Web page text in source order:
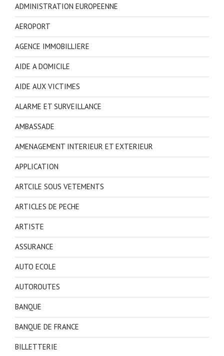
ADMINISTRATION EUROPEENNE
AEROPORT
AGENCE IMMOBILLIERE
AIDE A DOMICILE
AIDE AUX VICTIMES
ALARME ET SURVEILLANCE
AMBASSADE
AMENAGEMENT INTERIEUR ET EXTERIEUR
APPLICATION
ARTCILE SOUS VETEMENTS
ARTICLES DE PECHE
ARTISTE
ASSURANCE
AUTO ECOLE
AUTOROUTES
BANQUE
BANQUE DE FRANCE
BILLETTERIE